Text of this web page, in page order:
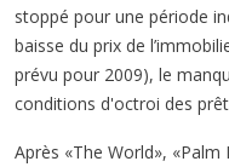
stoppé pour une période
baisse du prix de
prévu pour 2009), le
conditions d'octroi des
Après «The World»,